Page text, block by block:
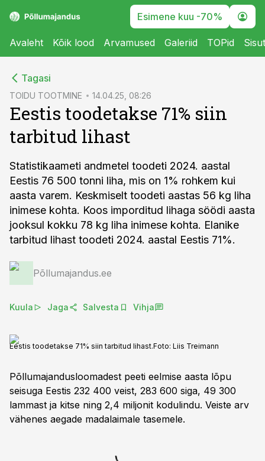
Esimene kuu -70%
Avaleht Kõik lood Arvamused Galeriid TOPid
Tagasi
TOIDU TOOTMINE 14.04.25, 08:26
Eestis toodetakse 71% siin
tarbitud lihast
Statistikaameti andmetel toodeti 2024. aastal
Eestis 76 500 tonni liha, mis on 1% rohkem kui
aasta varem. Keskmiselt toodeti aastas 56 kg liha
inimese kohta. Koos imporditud lihaga söödi aasta
jooksul kokku 78 kg liha inimese kohta. Elanike
tarbitud lihast toodeti 2024. aastal Eestis 71%.
Põllumajandus.ee
Kuula Jaga Salvesta Vihja
Eestis toodetakse 71% siin tarbitud lihast.Foto: Liis Treimann
Põllumajandusloomadest peeti eelmise aasta lõpu
seisuga Eestis 232 400 veist, 283 600 siga, 49 300
lammast ja kitse ning 2,4 miljonit kodulindu. Veiste arv
vähenes aegade madalaimale tasemele.